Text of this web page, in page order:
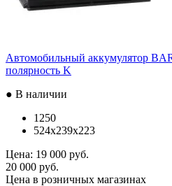
Автомобильный аккумулятор
полярность K
● В наличии
1250
524x239x223
Цена: 19 000 руб.
20 000 руб.
Цена в розничных магазинах